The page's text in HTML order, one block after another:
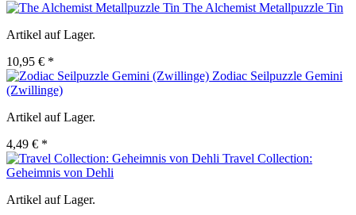
The Alchemist Metallpuzzle Tin
Artikel auf Lager.
10,95 € *
Zodiac Seilpuzzle Gemini
(Zwillinge)
Artikel auf Lager.
4,49 € *
Travel Collection:
Geheimnis von Dehli
Artikel auf Lager.